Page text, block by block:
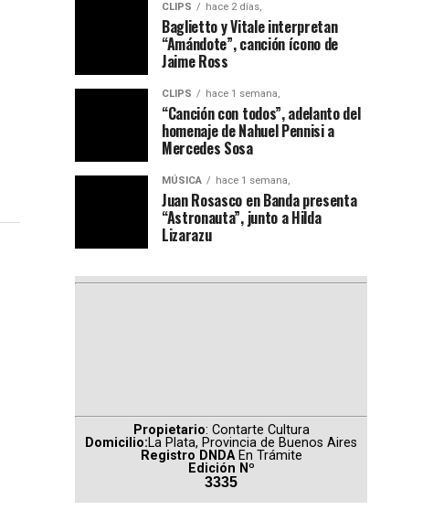
CLIPS hace 2 días,
Baglietto y Vitale interpretan
“Amándote”, canción ícono de
Jaime Ross
CLIPS hace 1 semana,
“Canción con todos”, adelanto del
homenaje de Nahuel Pennisi a
Mercedes Sosa
MÚSICA hace 1 semana,
Juan Rosasco en Banda presenta
“Astronauta”, junto a Hilda
Lizarazu
Propietario: Contarte Cultura
Domicilio:La Plata, Provincia de Buenos Aires
Registro DNDA En Trámite
Edición Nº
3335